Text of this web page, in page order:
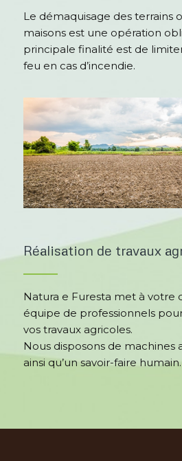
Le démaquisage des terrains
maisons est une opération
principale finalité est de
feu en cas d’incendie.
Réalisation de travaux
Natura e Furesta met à votre
équipe de professionnels
vos travaux agricoles.
Nous disposons de machines
ainsi qu’un savoir-faire humain.